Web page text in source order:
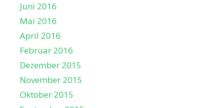
Juni 2016
Mai 2016
April 2016
Februar 2016
Dezember 2015
November 2015
Oktober 2015